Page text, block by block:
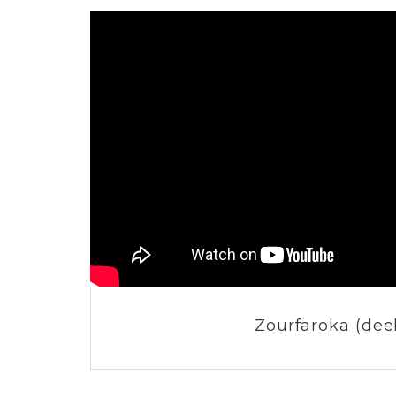
Zourfaroka